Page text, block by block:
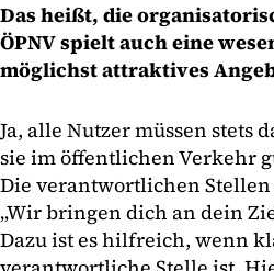
Das heißt, die
ÖPNV spielt auch eine
möglichst attraktives
Ja, alle Nutzer müssen stets
sie im öffentlichen Verkehr
Die verantwortlichen
„Wir bringen dich an dein
Dazu ist es hilfreich, wenn